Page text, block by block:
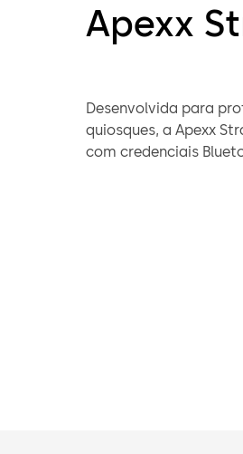
Apexx
Desenvolvida para
quiosques, a Apexx
com credenciais